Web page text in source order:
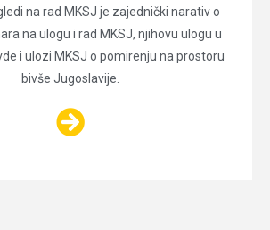
na rad MKSJ je zajednički narativ o
na ulogu i rad MKSJ, njihovu ulogu u
i ulozi MKSJ o pomirenju na prostoru
bivše Jugoslavije.